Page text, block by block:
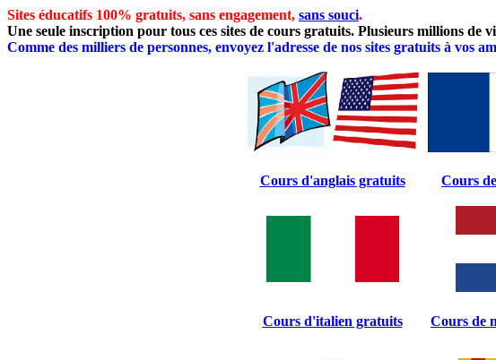
Sites éducatifs 100% gratuits, sans engagement, sans souci.
Une seule inscription pour tous ces sites de cours gratuits. Plusieurs millions de
Comme des milliers de personnes, envoyez l'adresse de nos sites gratuits à vos
Cours d'anglais gratuits Cours
Cours d'italien gratuits Cours de